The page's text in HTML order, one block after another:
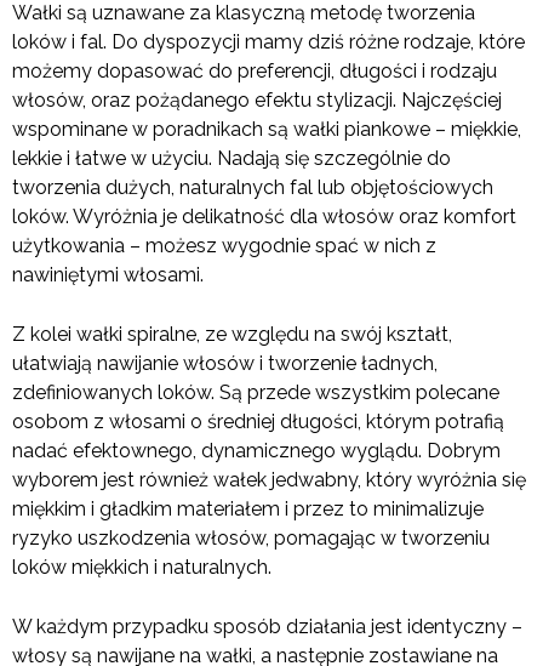
Wałki są uznawane za klasyczną metodę tworzenia
loków i fal. Do dyspozycji mamy dziś różne rodzaje, które
możemy dopasować do preferencji, długości i rodzaju
włosów, oraz pożądanego efektu stylizacji. Najczęściej
wspominane w poradnikach są wałki piankowe – miękkie,
lekkie i łatwe w użyciu. Nadają się szczególnie do
tworzenia dużych, naturalnych fal lub objętościowych
loków. Wyróżnia je delikatność dla włosów oraz komfort
użytkowania – możesz wygodnie spać w nich z
nawiniętymi włosami.
Z kolei wałki spiralne, ze względu na swój kształt,
ułatwiają nawijanie włosów i tworzenie ładnych,
zdefiniowanych loków. Są przede wszystkim polecane
osobom z włosami o średniej długości, którym potrafią
nadać efektownego, dynamicznego wyglądu. Dobrym
wyborem jest również wałek jedwabny, który wyróżnia się
miękkim i gładkim materiałem i przez to minimalizuje
ryzyko uszkodzenia włosów, pomagając w tworzeniu
loków miękkich i naturalnych.
W każdym przypadku sposób działania jest identyczny –
włosy są nawijane na wałki, a następnie zostawiane na